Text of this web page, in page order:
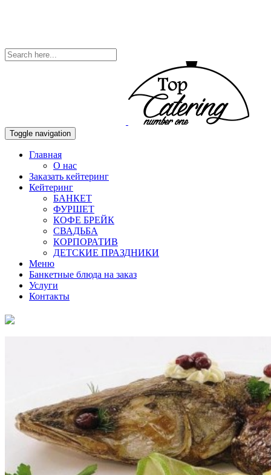
Toggle navigation
Главная
О нас
Заказать кейтеринг
Кейтеринг
БАНКЕТ
ФУРШЕТ
КОФЕ БРЕЙК
СВАДЬБА
КОРПОРАТИВ
ДЕТСКИЕ ПРАЗДНИКИ
Меню
Банкетные блюда на заказ
Услуги
Контакты